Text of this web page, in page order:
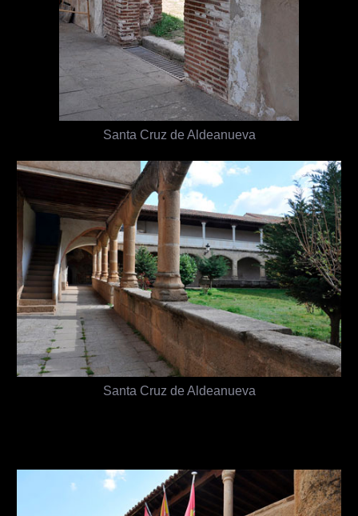
Santa Cruz de Aldeanueva
Santa Cruz de Aldeanueva